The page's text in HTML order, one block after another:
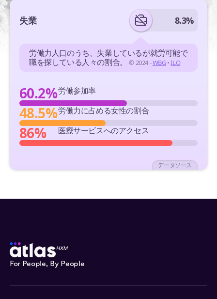
失業 8.3%
労働力人口のうち、失業しているが就労可能で
職を探している人々の割合。© 2024 -WBG•ILO
60.2%労働参加率
48.5%労働力に占める女性の割合
86% 医療サービスへのアクセス
データソース
For People, By People